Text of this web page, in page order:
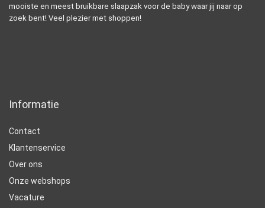
mooiste en meest bruikbare slaapzak voor de baby waar jij naar op
zoek bent! Veel plezier met shoppen!
Informatie
Contact
Klantenservice
Over ons
Onze webshops
Vacature